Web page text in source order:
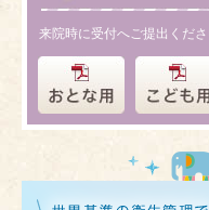
来院時に受付へご提出くだ